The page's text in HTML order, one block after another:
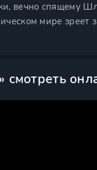
вечно спящему
мире зреет
смотреть